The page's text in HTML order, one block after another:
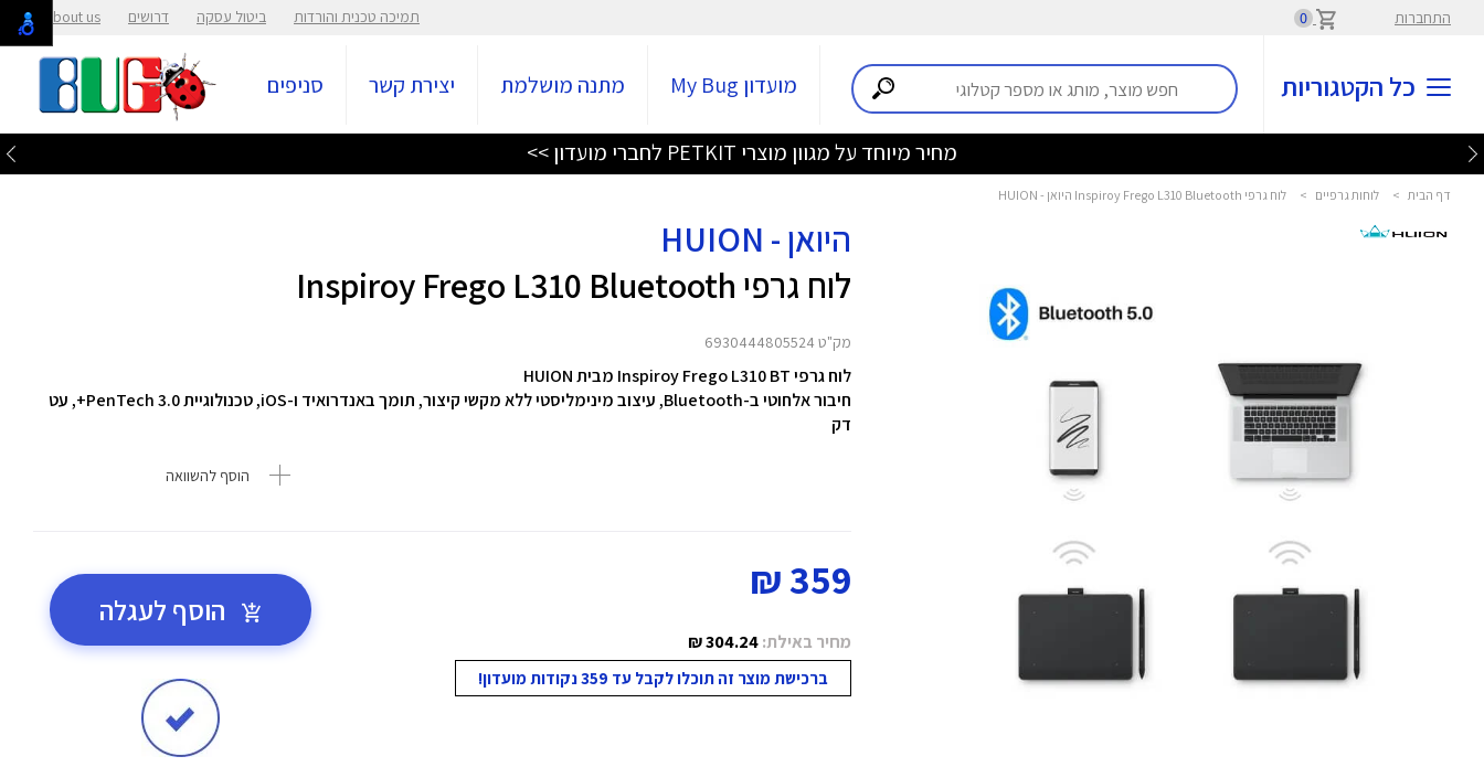
התחברות 0 תמיכה טכנית והורדות ביטול עסקה דרושים About us
כל הקטגוריות מועדון My Bug מתנה מושלמת יצירת קשר סניפים
מחיר מיוחד על מגוון מוצרי PETKIT לחברי מועדון >>
דף הבית > לוחות גרפיים > לוח גרפי Inspiroy Frego L310 Bluetooth היואן - HUION
היואן - HUION
לוח גרפי Inspiroy Frego L310 Bluetooth
מק"ט 6930444805524
לוח גרפי Inspiroy Frego L310 BT מבית HUION
חיבור אלחוטי ב-Bluetooth, עיצוב מינימליסטי ללא מקשי קיצור, תומך באנדרואיד ו-iOS, טכנולוגיית PenTech 3.0+, עט
דק
הוסף להשוואה
359 ₪
מחיר באילת:304.24 ₪
ברכישת מוצר זה תוכלו לקבל עד 359 נקודות מועדון!
הוסף לעגלה